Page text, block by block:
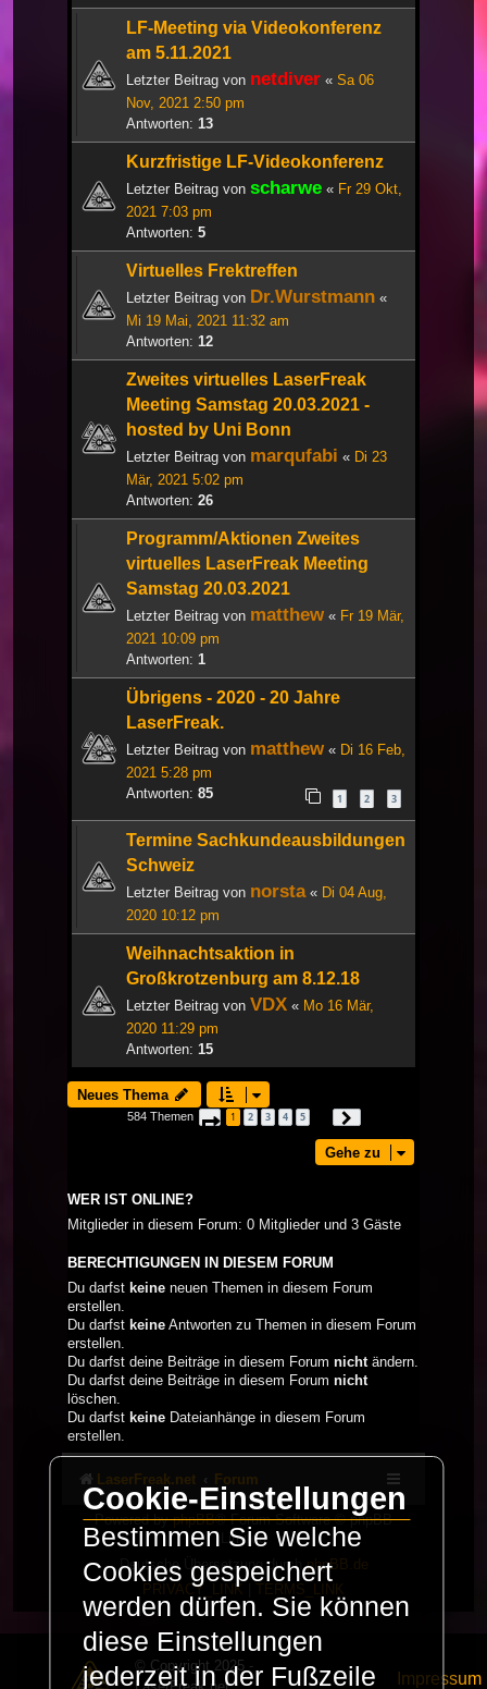
LF-Meeting via Videokonferenz
am 5.11.2021
Letzter Beitrag von netdiver « Sa 06
Nov, 2021 2:50 pm
Antworten: 13
Kurzfristige LF-Videokonferenz
Letzter Beitrag von scharwe « Fr 29 Okt,
2021 7:03 pm
Antworten: 5
Virtuelles Frektreffen
Letzter Beitrag von Dr.Wurstmann «
Mi 19 Mai, 2021 11:32 am
Antworten: 12
Zweites virtuelles LaserFreak
Meeting Samstag 20.03.2021 -
hosted by Uni Bonn
Letzter Beitrag von marqufabi « Di 23
Mär, 2021 5:02 pm
Antworten: 26
Programm/Aktionen Zweites
virtuelles LaserFreak Meeting
Samstag 20.03.2021
Letzter Beitrag von matthew « Fr 19 Mär,
2021 10:09 pm
Antworten: 1
Übrigens - 2020 - 20 Jahre
LaserFreak.
Letzter Beitrag von matthew « Di 16 Feb,
2021 5:28 pm
Antworten: 85 1 2 3
Termine Sachkundeausbildungen
Schweiz
Letzter Beitrag von norsta« Di 04 Aug,
2020 10:12 pm
Weihnachtsaktion in
Großkrotzenburg am 8.12.18
Letzter Beitrag von VDX « Mo 16 Mär,
2020 11:29 pm
Antworten: 15
Neues Thema
584 Themen Seite 1von 20
1 2 3 4 5
Gehe zu
WER IST ONLINE?
Mitglieder in diesem Forum: 0 Mitglieder und 3 Gäste
BERECHTIGUNGEN IN DIESEM FORUM
Du darfst keine neuen Themen in diesem Forum
erstellen.
Du darfst keine Antworten zu Themen in diesem Forum
erstellen.
Du darfst deine Beiträge in diesem Forum nichtändern.
Du darfst deine Beiträge in diesem Forum nicht
löschen.
Du darfst keine Dateianhänge in diesem Forum
erstellen.
LaserFreak.net Forum
Powered byphpBB® Forum Software © phpBB
Limited
Deutsche Übersetzung durchphpBB.de
PRIVACY_LINK
TERMS_LINK
© Copyright 2025 -
Impressum
Cookie-Einstellungen
Bestimmen Sie welche
Cookies gespeichert
werden dürfen. Sie können
diese Einstellungen
jederzeit in der Fußzeile